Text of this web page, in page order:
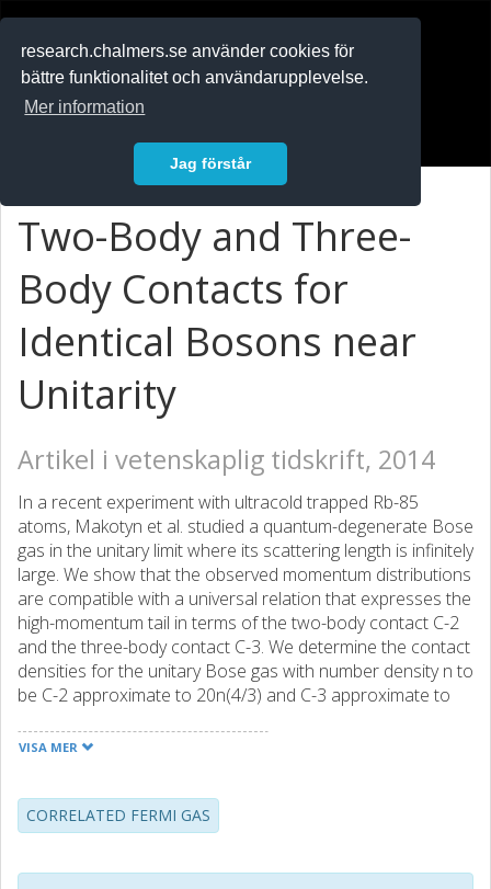
research.chalmers.se använder cookies för
bättre funktionalitet och användarupplevelse.
Mer information
Jag förstår
Two-Body and Three-
Body Contacts for
Identical Bosons near
Unitarity
Artikel i vetenskaplig tidskrift, 2014
In a recent experiment with ultracold trapped Rb-85
atoms, Makotyn et al. studied a quantum-degenerate Bose
gas in the unitary limit where its scattering length is infinitely
large. We show that the observed momentum distributions
are compatible with a universal relation that expresses the
high-momentum tail in terms of the two-body contact C-2
and the three-body contact C-3. We determine the contact
densities for the unitary Bose gas with number density n to
be C-2 approximate to 20n(4/3) and C-3 approximate to
compatible with that from 3-atom inelastic collisions, which
which gives a contribution proportional to C-2. We point
out that the contacts C-2 and C-3 could be measured
VISA MER
CORRELATED FERMI GAS